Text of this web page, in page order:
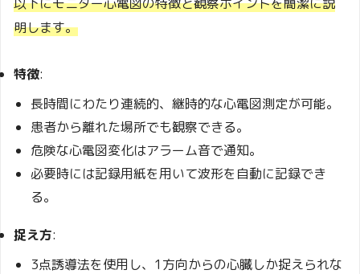
明します。
特徴:
長時間にわたり連続的、継時的な心電図測定が可能。
患者から離れた場所でも観察できる。
危険な心電図変化はアラーム音で通知。
必要時には記録用紙を用いて波形を自動に記録でき
る。
捉え方:
3点誘導法を使用し、1方向からの心臓しか捉えられな